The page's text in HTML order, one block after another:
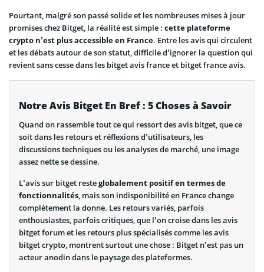
Pourtant, malgré son passé solide et les nombreuses mises à jour
promises chez Bitget, la réalité est simple : cette plateforme
crypto n’est plus accessible en France. Entre les avis qui circulent
et les débats autour de son statut, difficile d’ignorer la question qui
revient sans cesse dans les bitget avis france et bitget france avis.
Notre Avis Bitget En Bref : 5 Choses à Savoir
Quand on rassemble tout ce qui ressort des avis bitget, que ce
soit dans les retours et réflexions d’utilisateurs, les
discussions techniques ou les analyses de marché, une image
assez nette se dessine.
L’avis sur bitget resteglobalement positif en termes de
fonctionnalités, mais son indisponibilité en France change
complètement la donne. Les retours variés, parfois
enthousiastes, parfois critiques, que l’on croise dans les avis
bitget forum et les retours plus spécialisés comme les avis
bitget crypto, montrent surtout une chose : Bitget n’est pas un
acteur anodin dans le paysage des plateformes.